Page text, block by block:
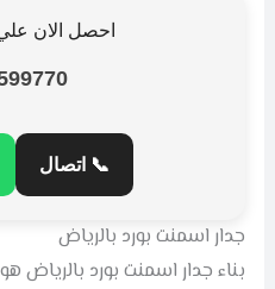
احصل الان علي
📞 اتصال
جدار اسمنت بورد بالرياض
بناء جدار اسمنت بورد بالرياض